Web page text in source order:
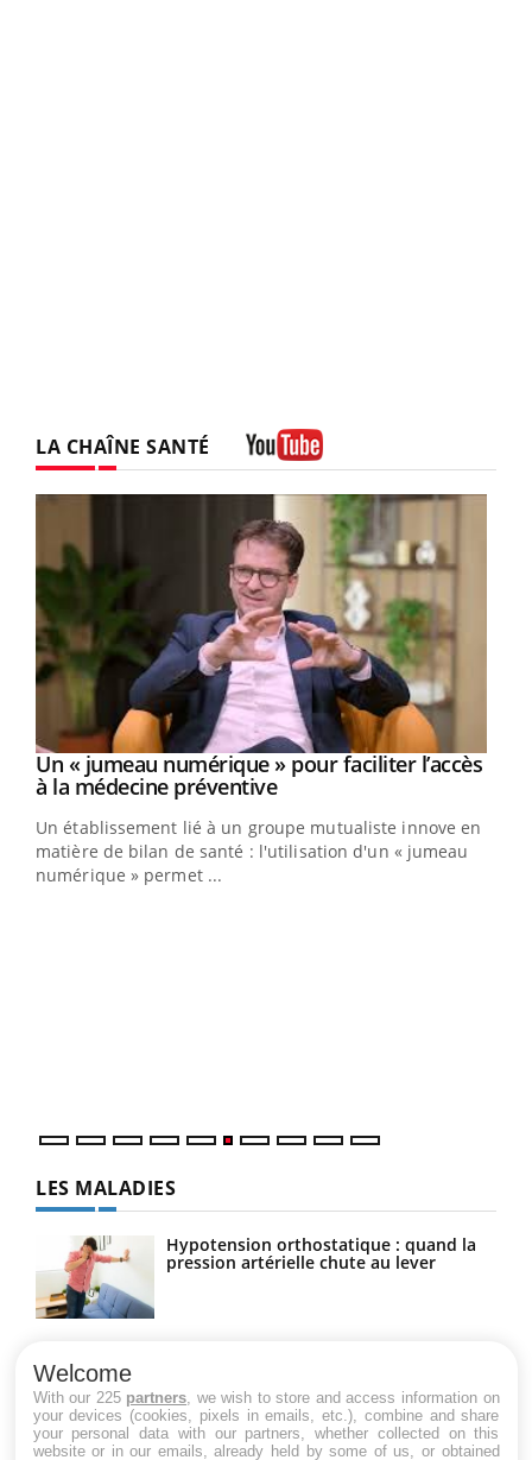
LA CHAÎNE SANTÉ
Youtube
Un « jumeau numérique » pour faciliter l’accès
à la médecine préventiveYoutube
Un établissement lié à un groupe mutualiste innove en
matière de bilan de santé : l'utilisation d'un « jumeau
numérique » permet ...
LES MALADIES
Hypotension orthostatique : quand la
pression artérielle chute au lever
Welcome
With our 225 partners , we wish to store and access information on
your devices (cookies, pixels in emails, etc.), combine and share
your personal data with our partners, whether collected on this
website or in our emails, already held by some of us, or obtained